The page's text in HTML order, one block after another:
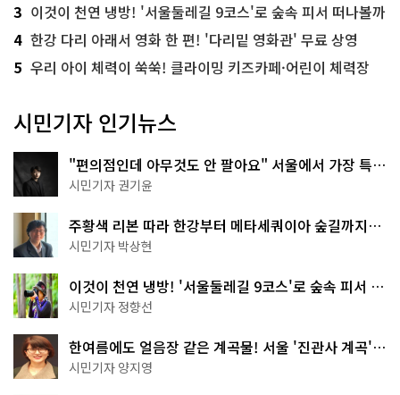
3 이것이 천연 냉방! '서울둘레길 9코스'로 숲속 피서 떠나볼까
4 한강 다리 아래서 영화 한 편! '다리밑 영화관' 무료 상영
5 우리 아이 체력이 쑥쑥! 클라이밍 키즈카페·어린이 체력장
시민기자 인기뉴스
"편의점인데 아무것도 안 팔아요" 서울에서 가장 특별
한 편의점의 정체
시민기자 권기윤
주황색 리본 따라 한강부터 메타세쿼이아 숲길까지…
서울둘레길 15코스
시민기자 박상현
이것이 천연 냉방! '서울둘레길 9코스'로 숲속 피서 떠
나볼까
시민기자 정향선
한여름에도 얼음장 같은 계곡물! 서울 '진관사 계곡'이
천국이네~
시민기자 양지영